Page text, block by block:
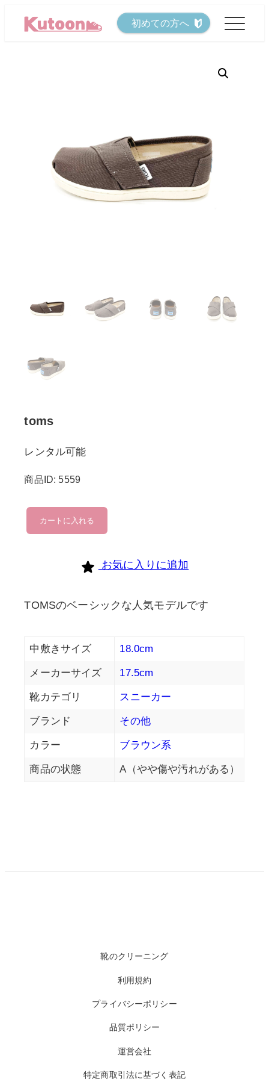
初めての方へ
toms
レンタル可能
商品ID: 5559
toms
個
カートに入れる
お気に入りに追加
TOMSのベーシックな人気モデルです
中敷きサイズ 18.0cm
メーカーサイズ 17.5cm
靴カテゴリ スニーカー
ブランド その他
カラー ブラウン系
商品の状態 A（やや傷や汚れがある）
靴のクリーニング
利用規約
プライバシーポリシー
品質ポリシー
運営会社
特定商取引法に基づく表記